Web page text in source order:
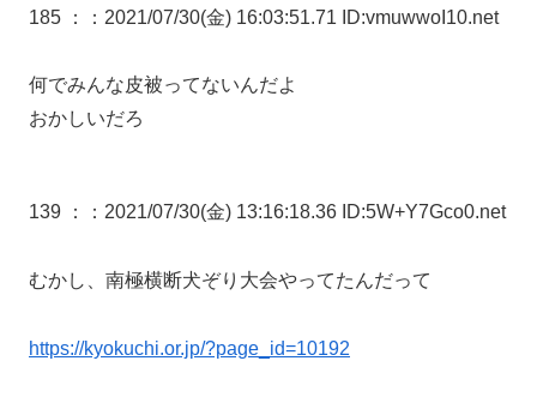
185 ： ：2021/07/30(金) 16:03:51.71 ID:vmuwwoI10.net
何でみんな皮被ってないんだよ
おかしいだろ
139 ： ：2021/07/30(金) 13:16:18.36 ID:5W+Y7Gco0.net
むかし、南極横断犬ぞり大会やってたんだって
https://kyokuchi.or.jp/?page_id=10192